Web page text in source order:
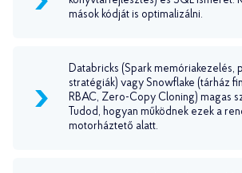
mások kódját is optimalizálni.
Databricks (Spark memóriakezelés,
stratégiák) vagy Snowflake (tárház
RBAC, Zero-Copy Cloning) magas
Tudod, hogyan működnek ezek a
motorháztető alatt.